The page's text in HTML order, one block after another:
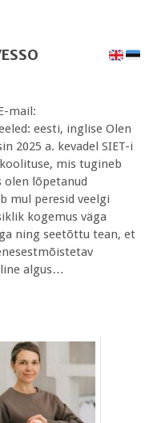
mail:
eesti, inglise Olen
2025 a. kevadel SIET-i
mis tugineb
olen lõpetanud
mul peresid veelgi
kogemus väga
ning seetõttu tean, et
algus…